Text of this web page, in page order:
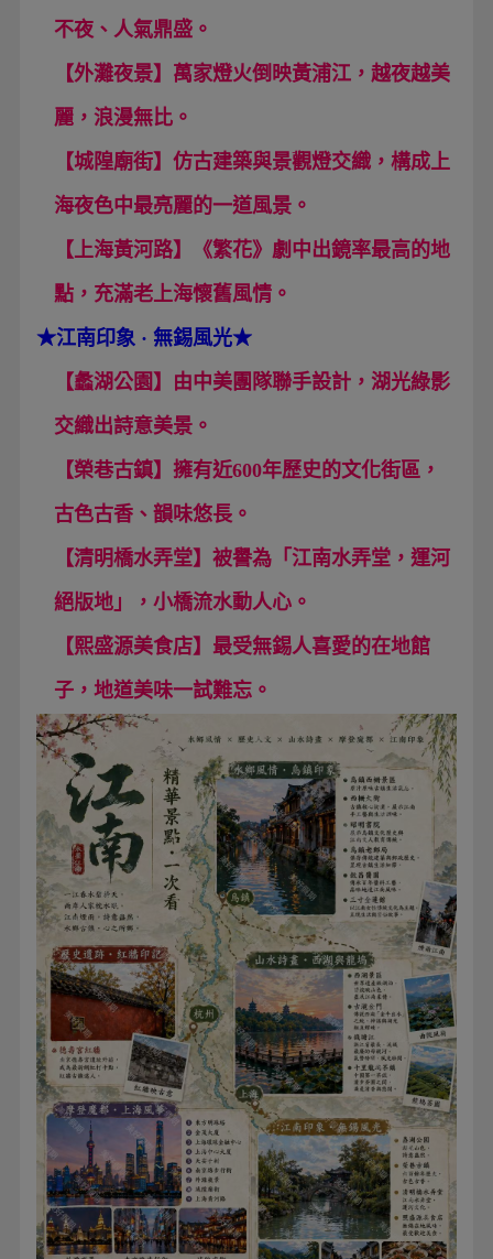
不夜、人氣鼎盛。
【外灘夜景】萬家燈火倒映黃浦江，越夜越美
麗，浪漫無比。
【城隍廟街】仿古建築與景觀燈交織，構成上
海夜色中最亮麗的一道風景。
【上海黃河路】《繁花》劇中出鏡率最高的地
點，充滿老上海懷舊風情。
★江南印象 · 無錫風光★
【蠡湖公園】由中美團隊聯手設計，湖光綠影
交織出詩意美景。
【榮巷古鎮】擁有近600年歷史的文化街區，
古色古香、韻味悠長。
【清明橋水弄堂】被譽為「江南水弄堂，運河
絕版地」，小橋流水動人心。
【熙盛源美食店】最受無錫人喜愛的在地館
子，地道美味一試難忘。